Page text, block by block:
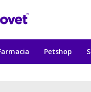
Petshop